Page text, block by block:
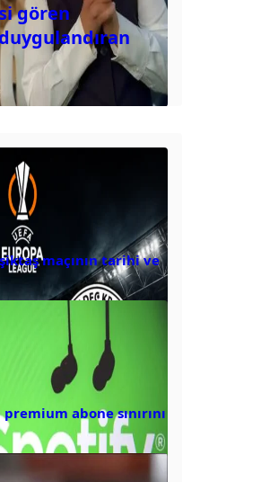
gören
maçının tarihi ve
abone sınırını